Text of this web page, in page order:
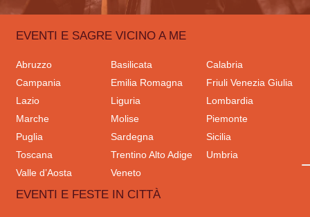
EVENTI E SAGRE VICINO A ME
Abruzzo Basilicata
Calabria
Campania
Emilia Romagna
Friuli Venezia Giulia
Lazio
Liguria
Lombardia
Marche
Molise
Piemonte
Puglia
Sardegna
Sicilia
Toscana
Trentino Alto Adige
Umbria
Valle d’Aosta
Veneto
EVENTI E FESTE IN CITTÀ